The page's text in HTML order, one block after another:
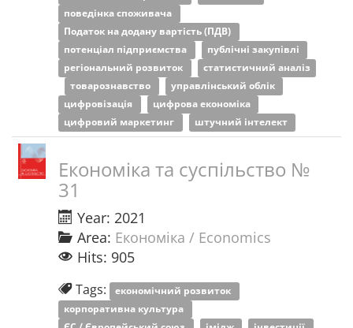
поведінка споживача
Податок на додану вартість (ПДВ)
потенціал підприємства
публічні закупівлі
регіональний розвиток
статистичний аналіз
товарознавство
управлінський облік
цифровізація
цифрова економіка
цифровий маркетинг
штучний інтелект
Економіка та суспільство №
31
Year: 2021
Area: Економіка / Economics
Hits: 905
Tags: економічний розвиток
корпоративна культура